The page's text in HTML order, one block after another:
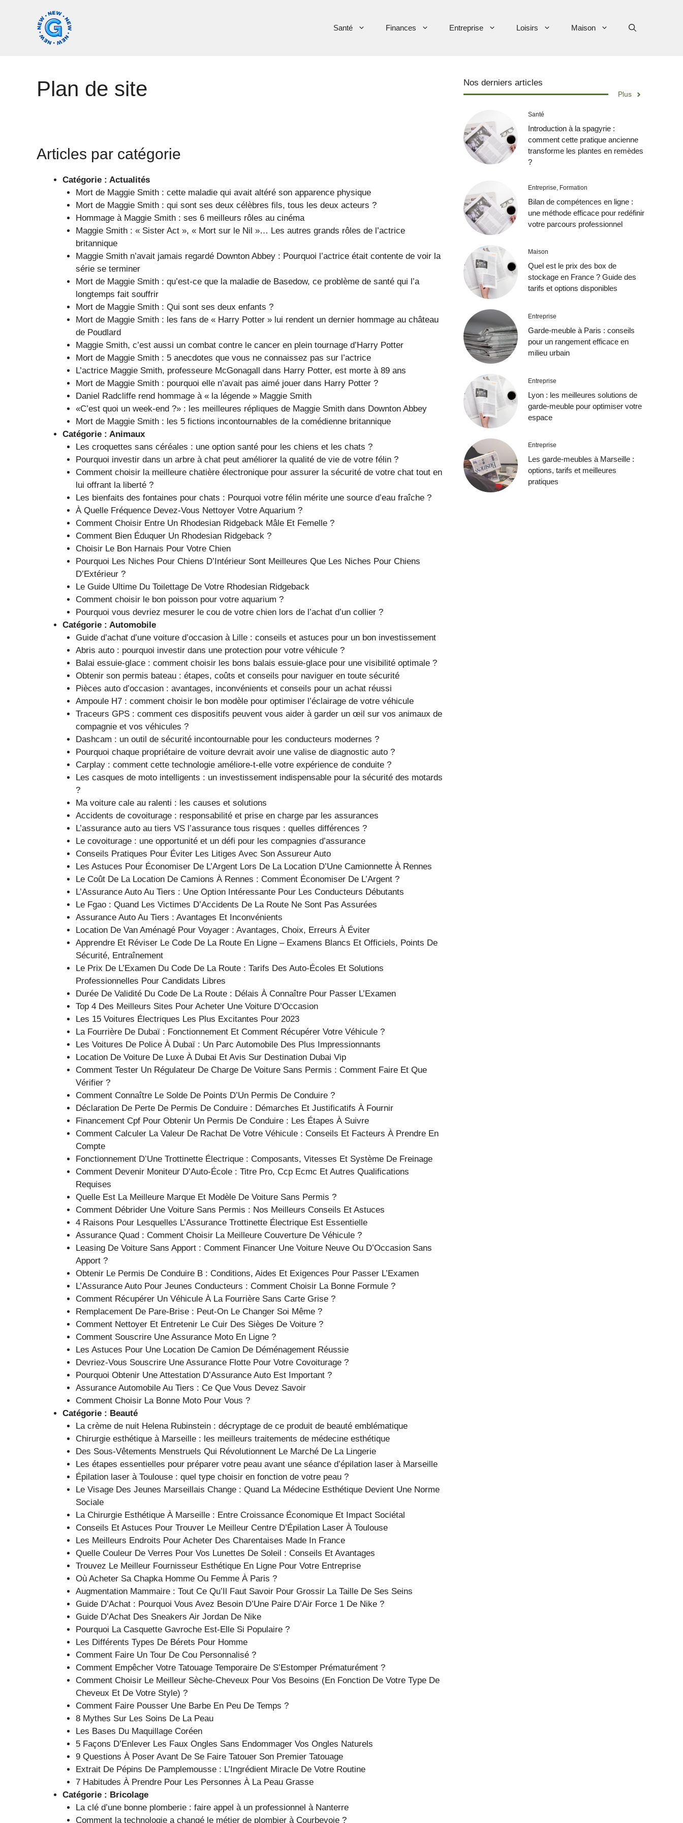
Santé Finances Entreprise Loisirs Maison
Plan de site
Articles par catégorie
Catégorie : Actualités
Mort de Maggie Smith : cette maladie qui avait altéré son apparence physique
Mort de Maggie Smith : qui sont ses deux célèbres fils, tous les deux acteurs ?
Hommage à Maggie Smith : ses 6 meilleurs rôles au cinéma
Maggie Smith : « Sister Act », « Mort sur le Nil »… Les autres grands rôles de l’actrice
britannique
Maggie Smith n’avait jamais regardé Downton Abbey : Pourquoi l’actrice était contente de voir la
série se terminer
Mort de Maggie Smith : qu’est-ce que la maladie de Basedow, ce problème de santé qui l’a
longtemps fait souffrir
Mort de Maggie Smith : Qui sont ses deux enfants ?
Mort de Maggie Smith : les fans de « Harry Potter » lui rendent un dernier hommage au château
de Poudlard
Maggie Smith, c’est aussi un combat contre le cancer en plein tournage d’Harry Potter
Mort de Maggie Smith : 5 anecdotes que vous ne connaissez pas sur l’actrice
L’actrice Maggie Smith, professeure McGonagall dans Harry Potter, est morte à 89 ans
Mort de Maggie Smith : pourquoi elle n’avait pas aimé jouer dans Harry Potter ?
Daniel Radcliffe rend hommage à « la légende » Maggie Smith
«C’est quoi un week-end ?» : les meilleures répliques de Maggie Smith dans Downton Abbey
Mort de Maggie Smith : les 5 fictions incontournables de la comédienne britannique
Catégorie : Animaux
Les croquettes sans céréales : une option santé pour les chiens et les chats ?
Pourquoi investir dans un arbre à chat peut améliorer la qualité de vie de votre félin ?
Comment choisir la meilleure chatière électronique pour assurer la sécurité de votre chat tout en
lui offrant la liberté ?
Les bienfaits des fontaines pour chats : Pourquoi votre félin mérite une source d’eau fraîche ?
À Quelle Fréquence Devez-Vous Nettoyer Votre Aquarium ?
Comment Choisir Entre Un Rhodesian Ridgeback Mâle Et Femelle ?
Comment Bien Éduquer Un Rhodesian Ridgeback ?
Choisir Le Bon Harnais Pour Votre Chien
Pourquoi Les Niches Pour Chiens D’Intérieur Sont Meilleures Que Les Niches Pour Chiens
D’Extérieur ?
Le Guide Ultime Du Toilettage De Votre Rhodesian Ridgeback
Comment choisir le bon poisson pour votre aquarium ?
Pourquoi vous devriez mesurer le cou de votre chien lors de l’achat d’un collier ?
Catégorie : Automobile
Guide d’achat d’une voiture d’occasion à Lille : conseils et astuces pour un bon investissement
Abris auto : pourquoi investir dans une protection pour votre véhicule ?
Balai essuie-glace : comment choisir les bons balais essuie-glace pour une visibilité optimale ?
Obtenir son permis bateau : étapes, coûts et conseils pour naviguer en toute sécurité
Pièces auto d’occasion : avantages, inconvénients et conseils pour un achat réussi
Ampoule H7 : comment choisir le bon modèle pour optimiser l’éclairage de votre véhicule
Traceurs GPS : comment ces dispositifs peuvent vous aider à garder un œil sur vos animaux de
compagnie et vos véhicules ?
Dashcam : un outil de sécurité incontournable pour les conducteurs modernes ?
Pourquoi chaque propriétaire de voiture devrait avoir une valise de diagnostic auto ?
Carplay : comment cette technologie améliore-t-elle votre expérience de conduite ?
Les casques de moto intelligents : un investissement indispensable pour la sécurité des motards
?
Ma voiture cale au ralenti : les causes et solutions
Accidents de covoiturage : responsabilité et prise en charge par les assurances
L’assurance auto au tiers VS l’assurance tous risques : quelles différences ?
Le covoiturage : une opportunité et un défi pour les compagnies d’assurance
Conseils Pratiques Pour Éviter Les Litiges Avec Son Assureur Auto
Les Astuces Pour Économiser De L’Argent Lors De La Location D’Une Camionnette À Rennes
Le Coût De La Location De Camions À Rennes : Comment Économiser De L’Argent ?
L’Assurance Auto Au Tiers : Une Option Intéressante Pour Les Conducteurs Débutants
Le Fgao : Quand Les Victimes D’Accidents De La Route Ne Sont Pas Assurées
Assurance Auto Au Tiers : Avantages Et Inconvénients
Location De Van Aménagé Pour Voyager : Avantages, Choix, Erreurs À Éviter
Apprendre Et Réviser Le Code De La Route En Ligne – Examens Blancs Et Officiels, Points De
Sécurité, Entraînement
Le Prix De L’Examen Du Code De La Route : Tarifs Des Auto-Écoles Et Solutions
Professionnelles Pour Candidats Libres
Durée De Validité Du Code De La Route : Délais À Connaître Pour Passer L’Examen
Top 4 Des Meilleurs Sites Pour Acheter Une Voiture D’Occasion
Les 15 Voitures Électriques Les Plus Excitantes Pour 2023
La Fourrière De Dubaï : Fonctionnement Et Comment Récupérer Votre Véhicule ?
Les Voitures De Police À Dubaï : Un Parc Automobile Des Plus Impressionnants
Location De Voiture De Luxe À Dubai Et Avis Sur Destination Dubai Vip
Comment Tester Un Régulateur De Charge De Voiture Sans Permis : Comment Faire Et Que
Vérifier ?
Comment Connaître Le Solde De Points D’Un Permis De Conduire ?
Déclaration De Perte De Permis De Conduire : Démarches Et Justificatifs À Fournir
Financement Cpf Pour Obtenir Un Permis De Conduire : Les Étapes À Suivre
Comment Calculer La Valeur De Rachat De Votre Véhicule : Conseils Et Facteurs À Prendre En
Compte
Fonctionnement D’Une Trottinette Électrique : Composants, Vitesses Et Système De Freinage
Comment Devenir Moniteur D’Auto-École : Titre Pro, Ccp Ecmc Et Autres Qualifications
Requises
Quelle Est La Meilleure Marque Et Modèle De Voiture Sans Permis ?
Comment Débrider Une Voiture Sans Permis : Nos Meilleurs Conseils Et Astuces
4 Raisons Pour Lesquelles L’Assurance Trottinette Électrique Est Essentielle
Assurance Quad : Comment Choisir La Meilleure Couverture De Véhicule ?
Leasing De Voiture Sans Apport : Comment Financer Une Voiture Neuve Ou D’Occasion Sans
Apport ?
Obtenir Le Permis De Conduire B : Conditions, Aides Et Exigences Pour Passer L’Examen
L’Assurance Auto Pour Jeunes Conducteurs : Comment Choisir La Bonne Formule ?
Comment Récupérer Un Véhicule À La Fourrière Sans Carte Grise ?
Remplacement De Pare-Brise : Peut-On Le Changer Soi Même ?
Comment Nettoyer Et Entretenir Le Cuir Des Sièges De Voiture ?
Comment Souscrire Une Assurance Moto En Ligne ?
Les Astuces Pour Une Location De Camion De Déménagement Réussie
Devriez-Vous Souscrire Une Assurance Flotte Pour Votre Covoiturage ?
Pourquoi Obtenir Une Attestation D’Assurance Auto Est Important ?
Assurance Automobile Au Tiers : Ce Que Vous Devez Savoir
Comment Choisir La Bonne Moto Pour Vous ?
Catégorie : Beauté
La crème de nuit Helena Rubinstein : décryptage de ce produit de beauté emblématique
Chirurgie esthétique à Marseille : les meilleurs traitements de médecine esthétique
Des Sous-Vêtements Menstruels Qui Révolutionnent Le Marché De La Lingerie
Les étapes essentielles pour préparer votre peau avant une séance d’épilation laser à Marseille
Épilation laser à Toulouse : quel type choisir en fonction de votre peau ?
Le Visage Des Jeunes Marseillais Change : Quand La Médecine Esthétique Devient Une Norme
Sociale
La Chirurgie Esthétique À Marseille : Entre Croissance Économique Et Impact Sociétal
Conseils Et Astuces Pour Trouver Le Meilleur Centre D’Épilation Laser À Toulouse
Les Meilleurs Endroits Pour Acheter Des Charentaises Made In France
Quelle Couleur De Verres Pour Vos Lunettes De Soleil : Conseils Et Avantages
Trouvez Le Meilleur Fournisseur Esthétique En Ligne Pour Votre Entreprise
Où Acheter Sa Chapka Homme Ou Femme À Paris ?
Augmentation Mammaire : Tout Ce Qu’Il Faut Savoir Pour Grossir La Taille De Ses Seins
Guide D’Achat : Pourquoi Vous Avez Besoin D’Une Paire D’Air Force 1 De Nike ?
Guide D’Achat Des Sneakers Air Jordan De Nike
Pourquoi La Casquette Gavroche Est-Elle Si Populaire ?
Les Différents Types De Bérets Pour Homme
Comment Faire Un Tour De Cou Personnalisé ?
Comment Empêcher Votre Tatouage Temporaire De S’Estomper Prématurément ?
Comment Choisir Le Meilleur Sèche-Cheveux Pour Vos Besoins (En Fonction De Votre Type De
Cheveux Et De Votre Style) ?
Comment Faire Pousser Une Barbe En Peu De Temps ?
8 Mythes Sur Les Soins De La Peau
Les Bases Du Maquillage Coréen
5 Façons D’Enlever Les Faux Ongles Sans Endommager Vos Ongles Naturels
9 Questions À Poser Avant De Se Faire Tatouer Son Premier Tatouage
Extrait De Pépins De Pamplemousse : L’Ingrédient Miracle De Votre Routine
7 Habitudes À Prendre Pour Les Personnes À La Peau Grasse
Catégorie : Bricolage
La clé d’une bonne plomberie : faire appel à un professionnel à Nanterre
Comment la technologie a changé le métier de plombier à Courbevoie ?
Nos derniers articles
Plus
Santé
Introduction à la spagyrie :
comment cette pratique ancienne
transforme les plantes en remèdes
?
Entreprise, Formation
Bilan de compétences en ligne :
une méthode efficace pour redéfinir
votre parcours professionnel
Maison
Quel est le prix des box de
stockage en France ? Guide des
tarifs et options disponibles
Entreprise
Garde-meuble à Paris : conseils
pour un rangement efficace en
milieu urbain
Entreprise
Lyon : les meilleures solutions de
garde-meuble pour optimiser votre
espace
Entreprise
Les garde-meubles à Marseille :
options, tarifs et meilleures
pratiques